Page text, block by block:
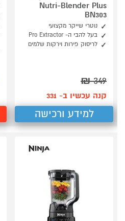
Nutri-Blender Plus
BN303
נוטרי שייקר מקצועי
בעל להבי ה- Pro Extractor
לריסוק פירות וירקות שלמים
349
₪
קנה עכשיו ב- 331
למידע ורכישה